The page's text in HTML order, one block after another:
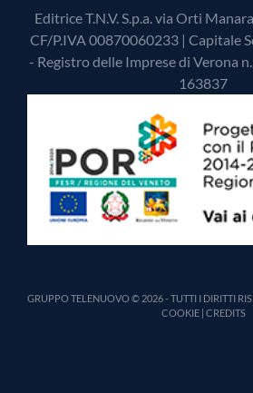
Editrice T.N.V. S.p.a. via Orti
CF/P.IVA 00870060233 | Capitale
- Registro delle Imprese di Verona
163837
GRUPPO TELENUOVO © 2026 - TUTTI I DIRITTI
COOKIE| CREDITS